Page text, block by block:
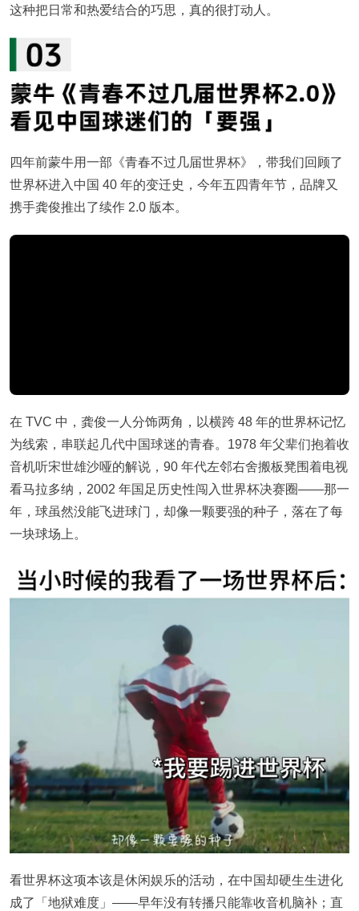
这种把日常和热爱结合的巧思，真的很打动人。
四年前蒙牛用一部《青春不过几届世界杯》，带我们回顾了
世界杯进入中国 40 年的变迁史，今年五四青年节，品牌又
携手龚俊推出了续作 2.0 版本。
在 TVC 中，龚俊一人分饰两角，以横跨 48 年的世界杯记忆
为线索，串联起几代中国球迷的青春。1978 年父辈们抱着收
音机听宋世雄沙哑的解说，90 年代左邻右舍搬板凳围着电视
看马拉多纳，2002 年国足历史性闯入世界杯决赛圈——那一
年，球虽然没能飞进球门，却像一颗要强的种子，落在了每
一块球场上。
看世界杯这项本该是休闲娱乐的活动，在中国却硬生生进化
成了「地狱难度」——早年没有转播只能靠收音机脑补；直